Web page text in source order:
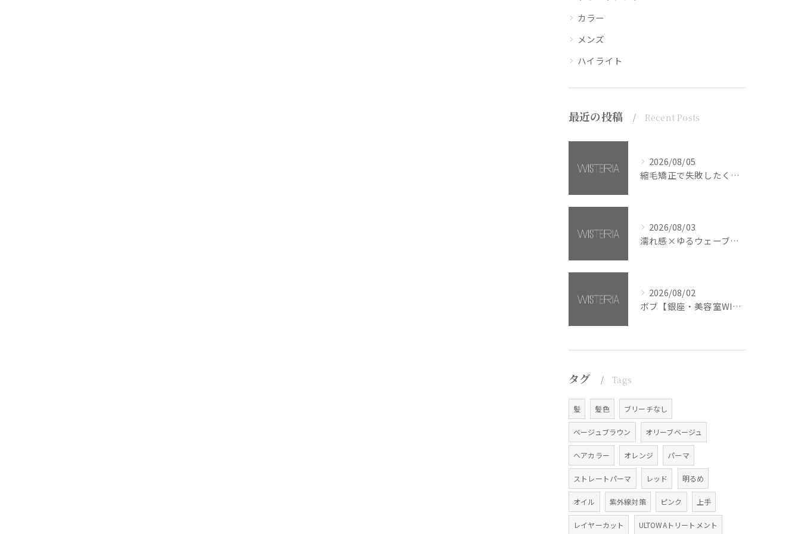
カラー
メンズ
ハイライト
最近の投稿 Recent Posts
2026/08/05
縮毛矯正で失敗したくない方へ【銀座・美容室WISTERIA】
2026/08/03
濡れ感×ゆるウェーブミディアム【銀座・美容室WISTERIA】
2026/08/02
ボブ【銀座・美容室WISTERIA】
タグ Tags
髪 髪色 ブリーチなし
ベージュブラウン オリーブベージュ
ヘアカラー オレンジ パーマ
ストレートパーマ レッド 明るめ
オイル 紫外線対策 ピンク 上手
レイヤーカット ULTOWAトリートメント